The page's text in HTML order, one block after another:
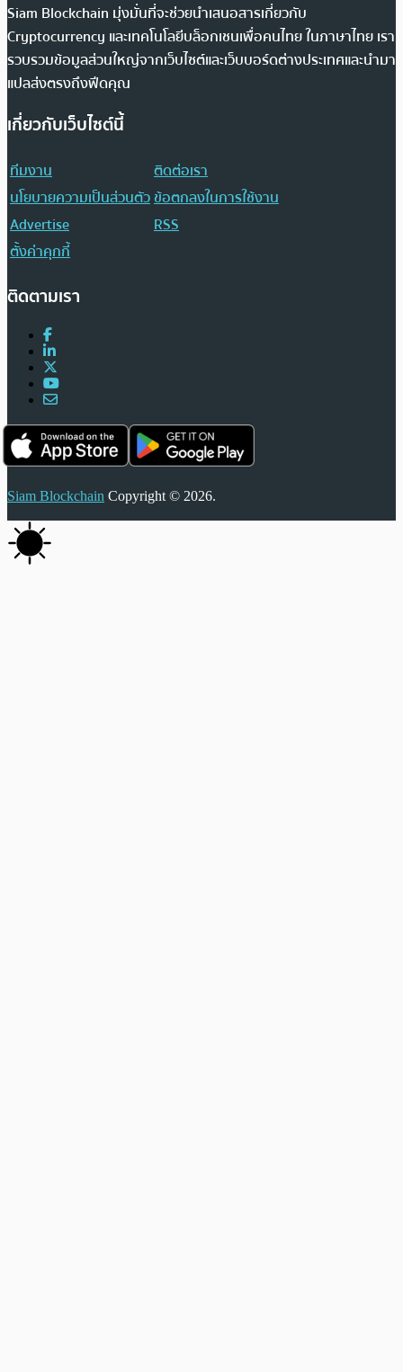
Siam Blockchain มุ่งมั่นที่จะช่วยนำเสนอสารเกี่ยวกับ
Cryptocurrency และเทคโนโลยีบล็อกเชนเพื่อคนไทย ในภาษาไทย เรา
รวบรวมข้อมูลส่วนใหญ่จากเว็บไซต์และเว็บบอร์ดต่างประเทศและนำมา
แปลส่งตรงถึงฟีดคุณ
เกี่ยวกับเว็บไซต์นี้
ทีมงาน
ติดต่อเรา
นโยบายความเป็นส่วนตัวข้อตกลงในการใช้งาน
Advertise
RSS
ตั้งค่าคุกกี้
ติดตามเรา
Siam Blockchain Copyright © 2026.